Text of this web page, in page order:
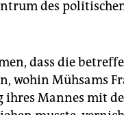
des
dass die
wohin Mühsams
ihres Mannes mit